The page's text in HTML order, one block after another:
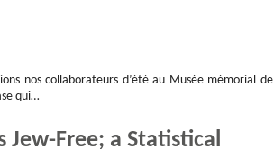
nos collaborateurs d’été au Musée mémorial de
qui…
Jew-Free; a Statistical